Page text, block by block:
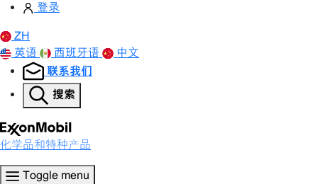
登录
ZH
英语
西班牙语 中文
联系我们
搜索
化学品和特种产品
Toggle menu